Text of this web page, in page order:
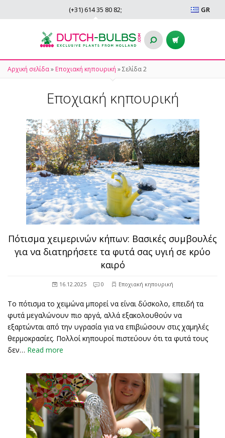
GR
(+31) 614 35 80 82;
Αρχική σελίδα» Εποχιακή κηπουρική »Σελίδα 2
Εποχιακή κηπουρική
Πότισμα χειμερινών κήπων: Βασικές συμβουλές
για να διατηρήσετε τα φυτά σας υγιή σε κρύο
καιρό
16.12.2025 0 Εποχιακή κηπουρική
Το πότισμα το χειμώνα μπορεί να είναι δύσκολο, επειδή τα
φυτά μεγαλώνουν πιο αργά, αλλά εξακολουθούν να
εξαρτώνται από την υγρασία για να επιβιώσουν στις χαμηλές
θερμοκρασίες. Πολλοί κηπουροί πιστεύουν ότι τα φυτά τους
δεν… Read more